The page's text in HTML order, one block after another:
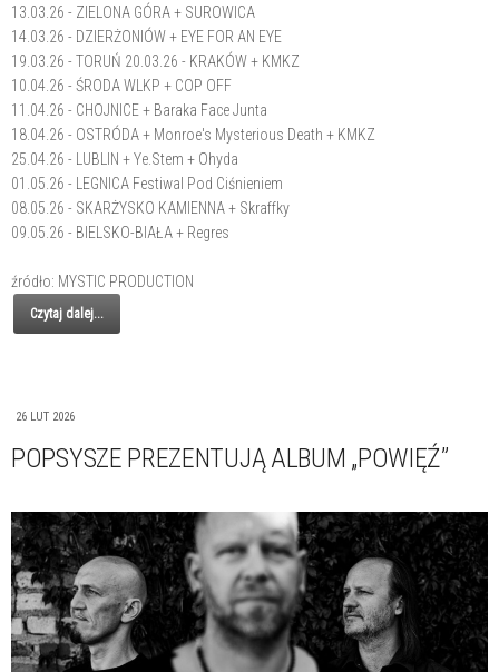
13.03.26 - ZIELONA GÓRA + SUROWICA
14.03.26 - DZIERŻONIÓW + EYE FOR AN EYE
19.03.26 - TORUŃ 20.03.26 - KRAKÓW + KMKZ
10.04.26 - ŚRODA WLKP + COP OFF
11.04.26 - CHOJNICE + Baraka Face Junta
18.04.26 - OSTRÓDA + Monroe's Mysterious Death + KMKZ
25.04.26 - LUBLIN + Ye.Stem + Ohyda
01.05.26 - LEGNICA Festiwal Pod Ciśnieniem
08.05.26 - SKARŻYSKO KAMIENNA + Skraffky
09.05.26 - BIELSKO-BIAŁA + Regres
źródło: MYSTIC PRODUCTION
Czytaj dalej...
26 LUT 2026
POPSYSZE PREZENTUJĄ ALBUM „POWIĘŹ”